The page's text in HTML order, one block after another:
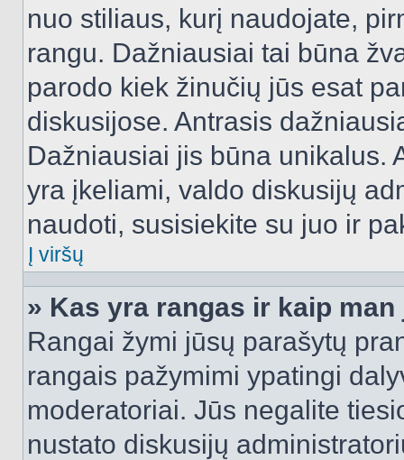
nuo stiliaus, kurį naudojate,
rangu. Dažniausiai tai būna
parodo kiek žinučių jūs esat
diskusijose. Antrasis
Dažniausiai jis būna unikalus.
yra įkeliami, valdo diskusijų
naudoti, susisiekite su juo ir
Į viršų
» Kas yra rangas ir kaip
Rangai žymi jūsų parašytų
rangais pažymimi ypatingi
moderatoriai. Jūs negalite
nustato diskusijų